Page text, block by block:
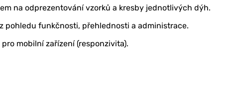
na odprezentování vzorků a kresby jednotlivých dýh.
pohledu funkčnosti, přehlednosti a administrace.
mobilní zařízení (responzivita).